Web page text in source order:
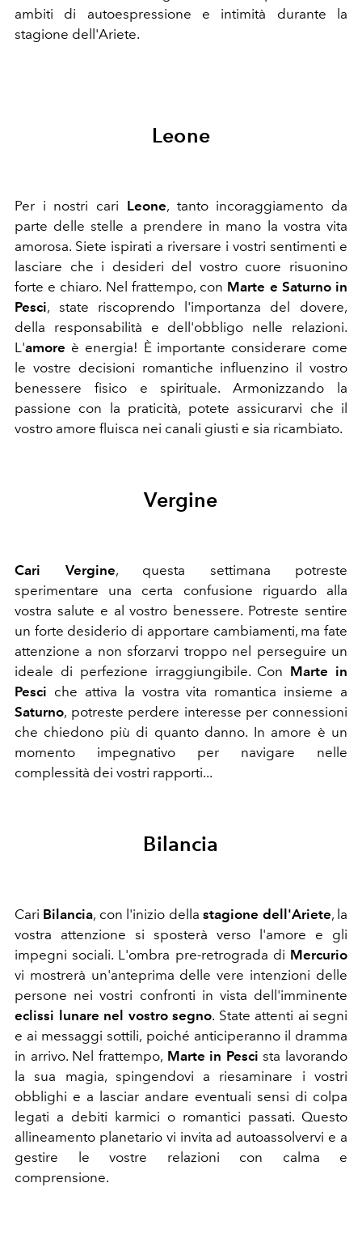
ambiti di autoespressione e intimità durante la
stagione dell'Ariete.
Leone
Per i nostri cari Leone, tanto incoraggiamento da
parte delle stelle a prendere in mano la vostra vita
amorosa. Siete ispirati a riversare i vostri sentimenti e
lasciare che i desideri del vostro cuore risuonino
forte e chiaro. Nel frattempo, con Marte e Saturno in
Pesci, state riscoprendo l'importanza del dovere,
della responsabilità e dell'obbligo nelle relazioni.
L'amore è energia! È importante considerare come
le vostre decisioni romantiche influenzino il vostro
benessere fisico e spirituale. Armonizzando la
passione con la praticità, potete assicurarvi che il
vostro amore fluisca nei canali giusti e sia ricambiato.
Vergine
Cari Vergine, questa settimana potreste
sperimentare una certa confusione riguardo alla
vostra salute e al vostro benessere. Potreste sentire
un forte desiderio di apportare cambiamenti, ma fate
attenzione a non sforzarvi troppo nel perseguire un
ideale di perfezione irraggiungibile. Con Marte in
Pesci che attiva la vostra vita romantica insieme a
Saturno, potreste perdere interesse per connessioni
che chiedono più di quanto danno. In amore è un
momento impegnativo per navigare nelle
complessità dei vostri rapporti...
Bilancia
Cari Bilancia, con l'inizio dellastagione dell'Ariete, la
vostra attenzione si sposterà verso l'amore e gli
impegni sociali. L'ombra pre-retrograda di Mercurio
vi mostrerà un'anteprima delle vere intenzioni delle
persone nei vostri confronti in vista dell'imminente
eclissi lunare nel vostro segno. State attenti ai segni
e ai messaggi sottili, poiché anticiperanno il dramma
in arrivo. Nel frattempo, Marte in Pesci sta lavorando
la sua magia, spingendovi a riesaminare i vostri
obblighi e a lasciar andare eventuali sensi di colpa
legati a debiti karmici o romantici passati. Questo
allineamento planetario vi invita ad autoassolvervi e a
gestire le vostre relazioni con calma e
comprensione.